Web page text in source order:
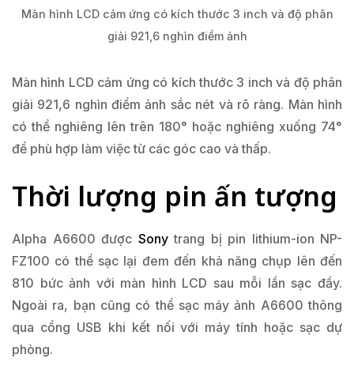
Màn hình LCD cảm ứng có kích thước 3 inch và độ phân
giải 921,6 nghìn điểm ảnh
Màn hình LCD cảm ứng có kích thước 3 inch và độ phân
giải 921,6 nghìn điểm ảnh sắc nét và rõ ràng. Màn hình
có thể nghiêng lên trên 180° hoặc nghiêng xuống 74°
để phù hợp làm việc từ các góc cao và thấp.
Thời lượng pin ấn tượng
Alpha A6600 được Sonytrang bị pin lithium-ion NP-
FZ100 có thể sạc lại đem đến khả năng chụp lên đến
810 bức ảnh với màn hình LCD sau mỗi lần sạc đầy.
Ngoài ra, bạn cũng có thể sạc máy ảnh A6600 thông
qua cổng USB khi kết nối với máy tính hoặc sạc dự
phòng.